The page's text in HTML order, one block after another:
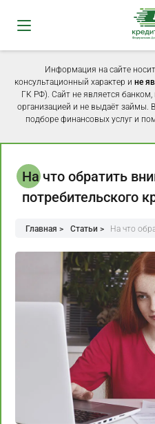
Информация на сайте
консультационный характер и не
ГК РФ). Сайт не является
организацией и не выдаёт займы.
подборе финансовых услуг и
На что обратить
потребительского
Главная > Статьи > На что